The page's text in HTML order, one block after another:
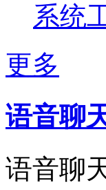
系统
更多
语音聊
语音聊